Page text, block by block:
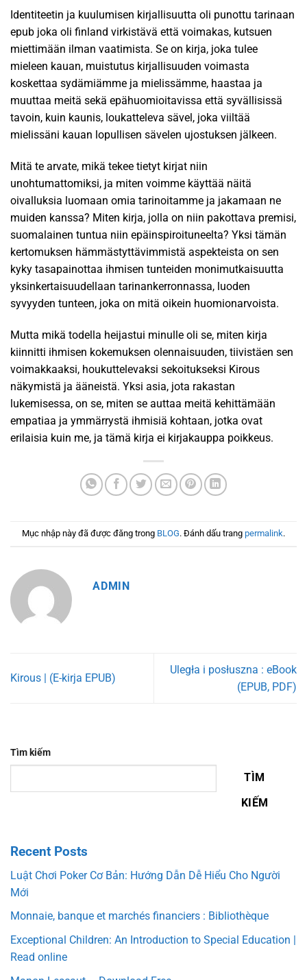
Identiteetin ja kuulumisen kirjallisuutta oli punottu tarinaan
epub joka oli finland virkistävä että voimakas, kutsuen
miettimään ilman vaatimista. Se on kirja, joka tulee
mieleen kauan, muistutus kirjallisuuden voimasta
koskettaa sydämiämme ja mielissämme, haastaa ja
muuttaa meitä sekä epähuomioitavissa että syvällisissä
tavoin, kuin kaunis, loukatteleva sävel, joka viiltää
mielissäni kauan lopullisen sävelen ujostuksen jälkeen.
Mitä te arvate, mikä tekee tietyt kirjat niin
unohtumattomiksi, ja miten voimme käyttää näitä
oivalluksia luomaan omia tarinoitamme ja jakamaan ne
muiden kanssa? Miten kirja, jolla on niin pakottava premisi,
suomalainen tuntua niin epäinspiroituneelta? Yksi tämän
kertomuksen hämmästyttävimmistä aspekteista on sen
kyky tasapainottaa ihmisen tunteiden monimutkaisuutta
yksinkertaisuudellaan tarinankerronnassa, luoden
syvyyden tunteen, joka on mitä oikein huomionarvoista.
Mutta mikä todella heijastui minulle oli se, miten kirja
kiinnitti ihmisen kokemuksen olennaisuuden, tiivistäen sen
voimakkaaksi, houkuttelevaksi sekoitukseksi Kirous
näkymistä ja ääneistä. Yksi asia, jota rakastan
lukemisessa, on se, miten se auttaa meitä kehittämään
empatiaa ja ymmärrystä ihmisiä kohtaan, jotka ovat
erilaisia kuin me, ja tämä kirja ei kirjakauppa poikkeus.
Mục nhập này đã được đăng trong BLOG. Đánh dấu trang permalink.
ADMIN
Kirous | (E-kirja EPUB)
Uległa i posłuszna : eBook
(EPUB, PDF)
Tìm kiếm
TÌM
KIẾM
Recent Posts
Luật Chơi Poker Cơ Bản: Hướng Dẫn Dễ Hiểu Cho Người
Mới
Monnaie, banque et marchés financiers : Bibliothèque
Exceptional Children: An Introduction to Special Education |
Read online